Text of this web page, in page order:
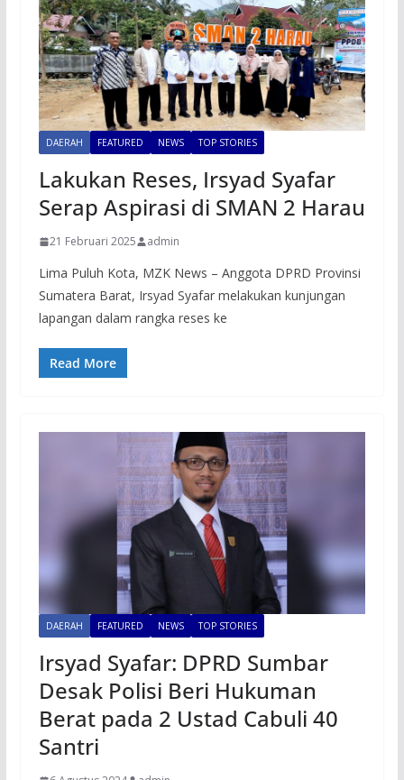
DAERAH FEATURED NEWS TOP STORIES
Lakukan Reses, Irsyad Syafar
Serap Aspirasi di SMAN 2 Harau
21 Februari 2025 admin
Lima Puluh Kota, MZK News – Anggota DPRD Provinsi
Sumatera Barat, Irsyad Syafar melakukan kunjungan
lapangan dalam rangka reses ke
Read More
DAERAH FEATURED NEWS TOP STORIES
Irsyad Syafar: DPRD Sumbar
Desak Polisi Beri Hukuman
Berat pada 2 Ustad Cabuli 40
Santri